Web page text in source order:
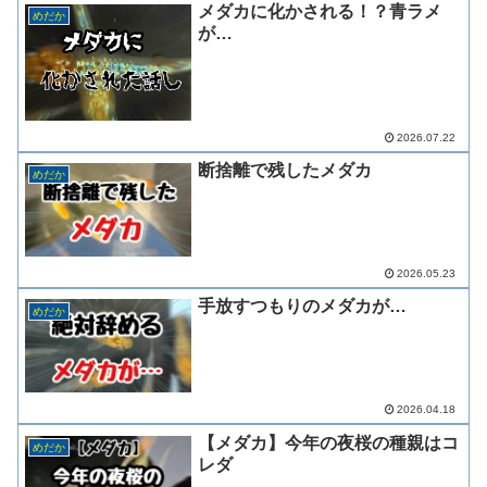
めだか
メダカに化かされる！？青ラメ
が…
2026.07.22
めだか 断捨離で残したメダカ
2026.05.23
めだか 手放すつもりのメダカが…
2026.04.18
めだか
【メダカ】今年の夜桜の種親はコ
レダ